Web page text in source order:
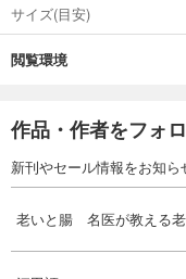
サイズ(目安)
閲覧環境
作品・作者をフォ
新刊やセール情報をお知ら
老いと腸 名医が教える